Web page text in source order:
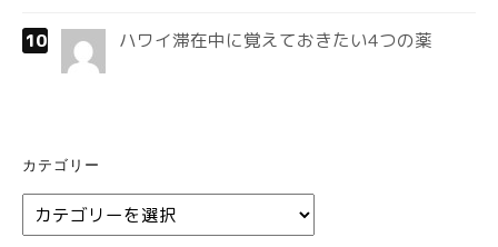
ハワイ滞在中に覚えておきたい4つの薬
カテゴリー
カ
テ